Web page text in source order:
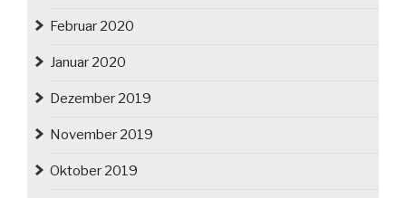
Februar 2020
Januar 2020
Dezember 2019
November 2019
Oktober 2019